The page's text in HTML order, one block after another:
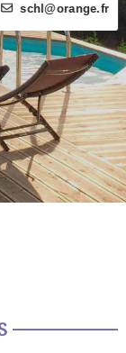
schl@orange.fr